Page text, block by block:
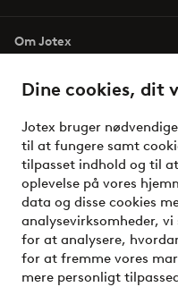
Dine cookies, dit
Jotex bruger
til at fungere samt
tilpasset indhold og til
oplevelse på vores
data og disse cookies
analysevirksomheder,
for at analysere,
for at fremme vores
mere personligt
Om Jotex
Vilkår
Venner
Sikre
Vil du vide mere om
elpy